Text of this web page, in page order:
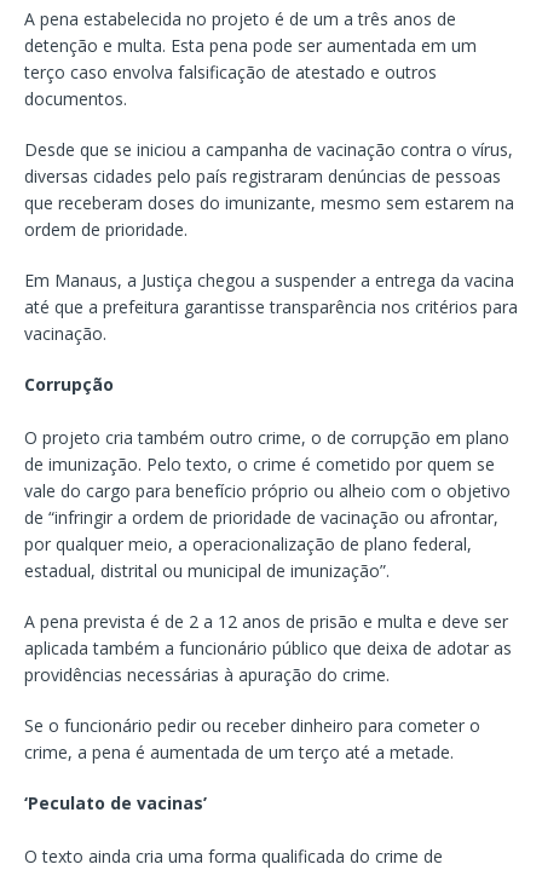
A pena estabelecida no projeto é de um a três anos de
detenção e multa. Esta pena pode ser aumentada em um
terço caso envolva falsificação de atestado e outros
documentos.
Desde que se iniciou a campanha de vacinação contra o vírus,
diversas cidades pelo país registraram denúncias de pessoas
que receberam doses do imunizante, mesmo sem estarem na
ordem de prioridade.
Em Manaus, a Justiça chegou a suspender a entrega da vacina
até que a prefeitura garantisse transparência nos critérios para
vacinação.
Corrupção
O projeto cria também outro crime, o de corrupção em plano
de imunização. Pelo texto, o crime é cometido por quem se
vale do cargo para benefício próprio ou alheio com o objetivo
de “infringir a ordem de prioridade de vacinação ou afrontar,
por qualquer meio, a operacionalização de plano federal,
estadual, distrital ou municipal de imunização”.
A pena prevista é de 2 a 12 anos de prisão e multa e deve ser
aplicada também a funcionário público que deixa de adotar as
providências necessárias à apuração do crime.
Se o funcionário pedir ou receber dinheiro para cometer o
crime, a pena é aumentada de um terço até a metade.
‘Peculato de vacinas’
O texto ainda cria uma forma qualificada do crime de